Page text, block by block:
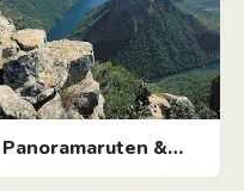
Panoramaruten &
Blyde River